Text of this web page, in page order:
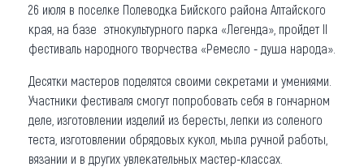
26 июля в поселке Полеводка Бийского района Алтайского
края, на базе этнокультурного парка «Легенда», пройдет II
фестиваль народного творчества «Ремесло - душа народа».
Десятки мастеров поделятся своими секретами и умениями.
Участники фестиваля смогут попробовать себя в гончарном
деле, изготовлении изделий из бересты, лепки из соленого
теста, изготовлении обрядовых кукол, мыла ручной работы,
вязании и в других увлекательных мастер-классах.